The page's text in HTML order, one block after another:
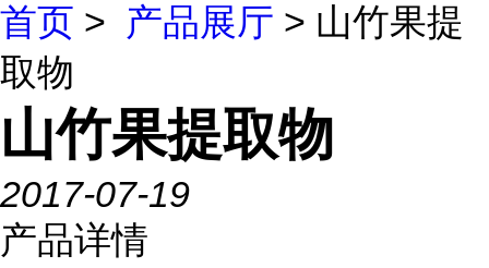
首页 > 产品展厅 > 山竹果提
取物
山竹果提取物
2017-07-19
产品详情